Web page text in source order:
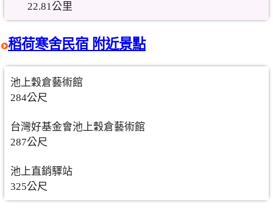
22.81公里
稻荷寒舍民宿 附近景點
池上穀倉藝術館
284公尺
台灣好基金會池上穀倉藝術館
287公尺
池上直銷驛站
325公尺